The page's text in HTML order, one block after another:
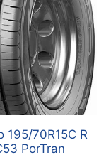
195/70R15C R
PorTran